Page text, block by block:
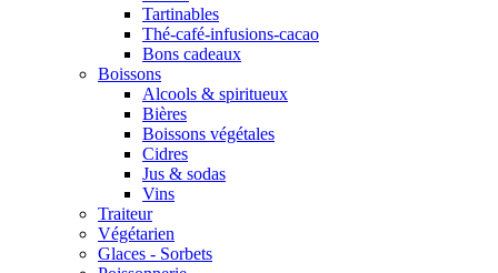
Tartinables
Thé-café-infusions-cacao
Bons cadeaux
Boissons
Alcools & spiritueux
Bières
Boissons végétales
Cidres
Jus & sodas
Vins
Traiteur
Végétarien
Glaces - Sorbets